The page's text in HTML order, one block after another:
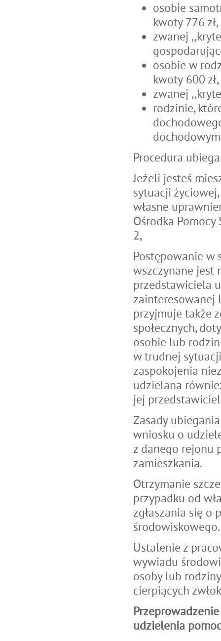
osobie
kwoty 776 zł,
zwanej
osobie w
kwoty 600 zł,
zwanej
rodzinie,
Procedura
Jeżeli jesteś
sytuacji
własne
Ośrodka
2,
Postępowanie w
wszczynane jest
przedstawiciela
zainteresowanej
przyjmuje także
społecznych,
osobie lub
w trudnej
zaspokojenia
udzielana
jej
Zasady
wniosku o
z danego rejonu
zamieszkania.
Otrzymanie
przypadku od
zgłaszania się
środowiskowego.
Ustalenie z
wywiadu
osoby lub
cierpiących
udzielenia